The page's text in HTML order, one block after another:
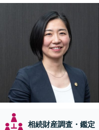
相続財産調査・鑑定